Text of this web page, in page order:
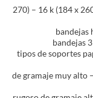
270) – 16 k (184 x
bandejas
bandejas
tipos de soportes
de gramaje muy alto